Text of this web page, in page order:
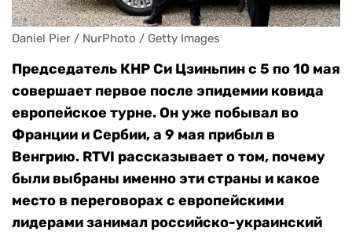
Daniel Pier / NurPhoto / Getty Images
Председатель КНР Си Цзиньпин с 5 по 10 мая
совершает первое после эпидемии ковида
европейское турне. Он уже побывал во
Франции и Сербии, а 9 мая прибыл в
Венгрию. RTVI рассказывает о том, почему
были выбраны именно эти страны и какое
место в переговорах с европейскими
лидерами занимал российско-украинский